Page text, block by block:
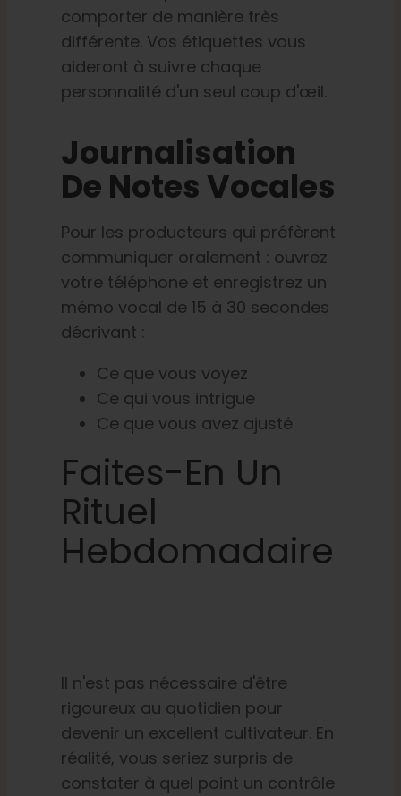
comporter de manière très
différente. Vos étiquettes vous
aideront à suivre chaque
personnalité d'un seul coup d'œil.
Journalisation
De Notes Vocales
Pour les producteurs qui préfèrent
communiquer oralement : ouvrez
votre téléphone et enregistrez un
mémo vocal de 15 à 30 secondes
décrivant :
Ce que vous voyez
Ce qui vous intrigue
Ce que vous avez ajusté
Faites-En Un
Rituel
Hebdomadaire
Il n'est pas nécessaire d'être
rigoureux au quotidien pour
devenir un excellent cultivateur. En
réalité, vous seriez surpris de
constater à quel point un contrôle